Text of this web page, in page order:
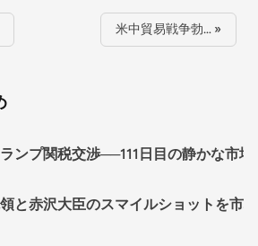
米中貿易戦争勃… »
ンプ関税交渉──111日目の静かな市
領と赤沢大臣のスマイルショットを